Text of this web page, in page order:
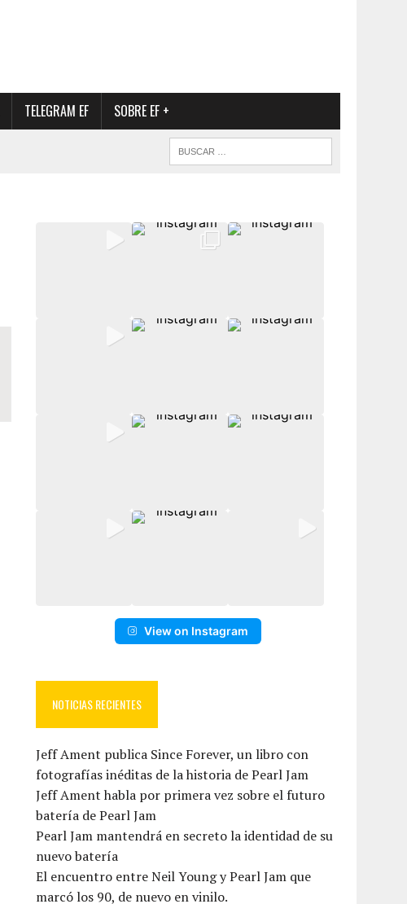
TELEGRAM EF SOBRE EF +
View on Instagram
NOTICIAS RECIENTES
Jeff Ament publica Since Forever, un libro con
fotografías inéditas de la historia de Pearl Jam
Jeff Ament habla por primera vez sobre el futuro
batería de Pearl Jam
Pearl Jam mantendrá en secreto la identidad de su
nuevo batería
El encuentro entre Neil Young y Pearl Jam que
marcó los 90, de nuevo en vinilo.